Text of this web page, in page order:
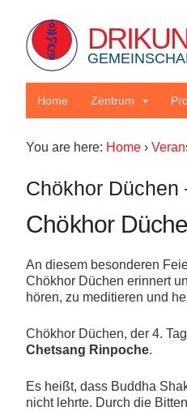
Home Zentrum
You are here: Home ›
Chökhor
Chökhor
An diesem besonderen
Chökhor Düchen erinnert
hören, zu meditieren und
Chökhor Düchen, der 4.
Chetsang Rinpoche.
Es heißt, dass Buddha
nicht lehrte. Durch die